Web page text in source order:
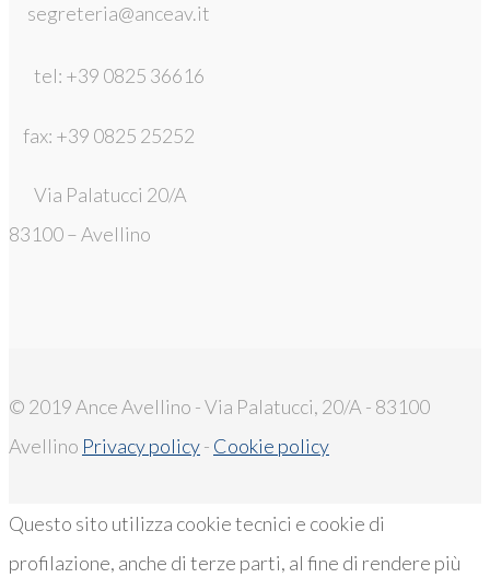
segreteria@anceav.it
tel: +39 0825 36616
fax: +39 0825 25252
Via Palatucci 20/A
83100 – Avellino
© 2019 Ance Avellino - Via Palatucci, 20/A - 83100
Avellino Privacy policy- Cookie policy
Questo sito utilizza cookie tecnici e cookie di
profilazione, anche di terze parti, al fine di rendere più